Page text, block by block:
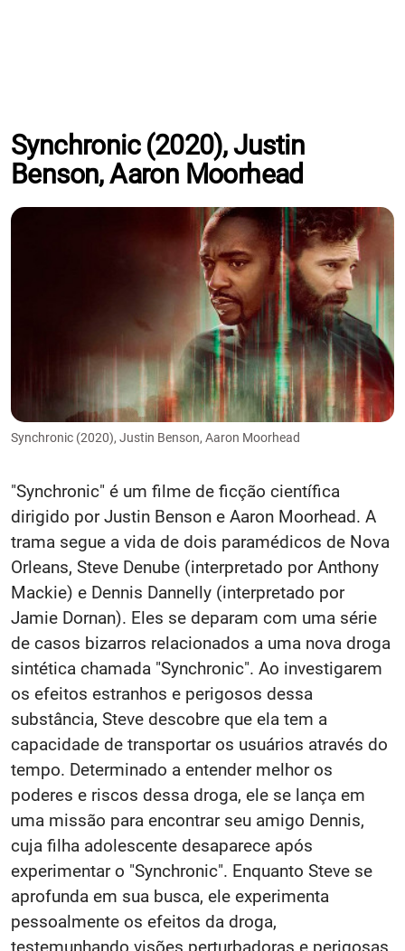
Synchronic (2020), Justin
Benson, Aaron Moorhead
Synchronic (2020), Justin Benson, Aaron Moorhead
"Synchronic" é um filme de ficção científica
dirigido por Justin Benson e Aaron Moorhead. A
trama segue a vida de dois paramédicos de Nova
Orleans, Steve Denube (interpretado por Anthony
Mackie) e Dennis Dannelly (interpretado por
Jamie Dornan). Eles se deparam com uma série
de casos bizarros relacionados a uma nova droga
sintética chamada "Synchronic". Ao investigarem
os efeitos estranhos e perigosos dessa
substância, Steve descobre que ela tem a
capacidade de transportar os usuários através do
tempo. Determinado a entender melhor os
poderes e riscos dessa droga, ele se lança em
uma missão para encontrar seu amigo Dennis,
cuja filha adolescente desaparece após
experimentar o "Synchronic". Enquanto Steve se
aprofunda em sua busca, ele experimenta
pessoalmente os efeitos da droga,